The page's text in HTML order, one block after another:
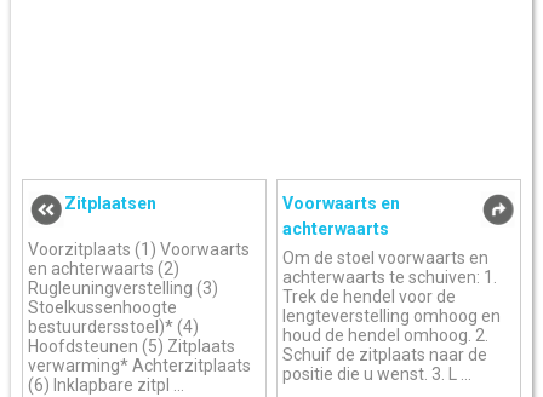
Zitplaatsen
Voorzitplaats (1) Voorwaarts
en achterwaarts (2)
Rugleuningverstelling (3)
Stoelkussenhoogte
bestuurdersstoel)* (4)
Hoofdsteunen (5) Zitplaats
verwarming* Achterzitplaats
(6) Inklapbare zitpl ...
Voorwaarts en
achterwaarts
Om de stoel voorwaarts en
achterwaarts te schuiven: 1.
Trek de hendel voor de
lengteverstelling omhoog en
houd de hendel omhoog. 2.
Schuif de zitplaats naar de
positie die u wenst. 3. L ...